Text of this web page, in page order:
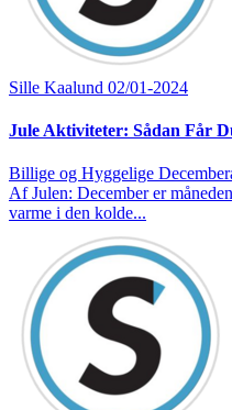
Sille Kaalund 02/01-2024
Jule Aktiviteter: Sådan Får
Billige og Hyggelige
Af Julen: December er
varme i den kolde...